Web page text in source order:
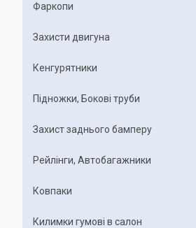
Фаркопи
Захисти двигуна
Кенгурятники
Підножки, Бокові труби
Захист заднього бамперу
Рейлінги, Автобагажники
Ковпаки
Килимки гумові в салон